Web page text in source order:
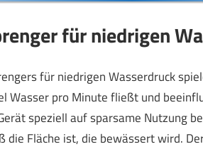
für niedrigen
für niedrigen Wasserdruck
Wasser pro Minute fließt und
speziell auf sparsame Nutzung
die Fläche ist, die bewässert wird.